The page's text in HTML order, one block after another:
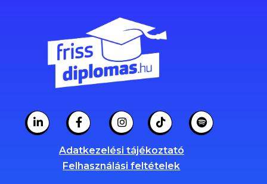
Adatkezelési tájékoztató
Felhasználási feltételek